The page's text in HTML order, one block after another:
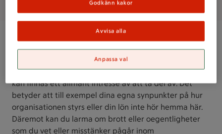
Vad kan jag slå larm om?
Du har rätt att slå larm om missförhållanden som det
kan finnas ett allmänt intresse av att ta del av. Det
betyder att till exempel dina egna synpunkter på hur
organisationen styrs eller din lön inte hör hemma här.
Däremot kan du larma om brott eller oegentligheter
som du vet eller misstänker pågår inom
Godkänn kakor
Avvisa alla
Anpassa val